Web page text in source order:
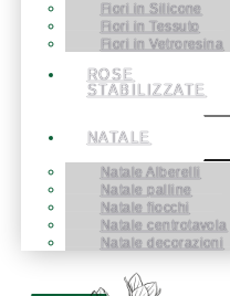
Fiori in Silicone
Fiori in Tessuto
Fiori in Vetroresina
ROSE
STABILIZZATE
NATALE
Natale Alberelli
Natale palline
Natale fiocchi
Natale centrotavola
Natale decorazioni